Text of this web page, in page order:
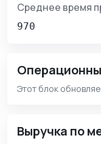
Среднее время
970
Этот блок
Выручка по